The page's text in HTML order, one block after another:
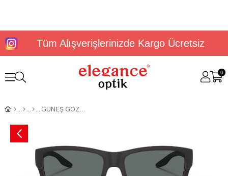
Tüm Alışverişlerinizde Kargo Ücretsiz
0
GÜNEŞ GÖZLÜĞÜ PRADA PS 01WS DG002G59